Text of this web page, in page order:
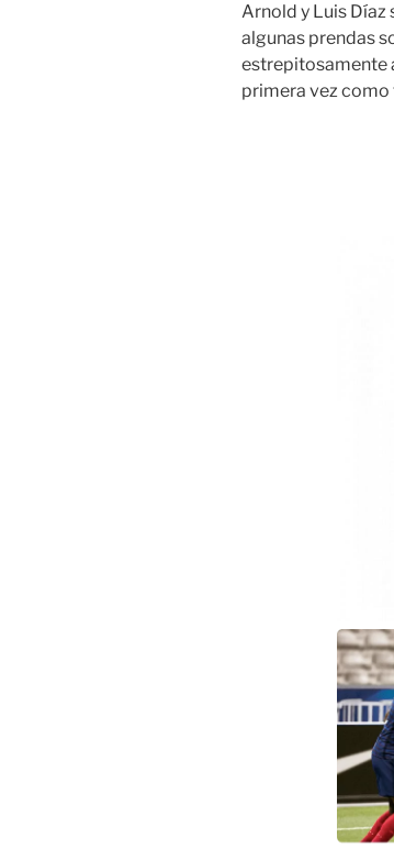
Arnold y Luis Díaz
algunas prendas
estrepitosamente
primera vez